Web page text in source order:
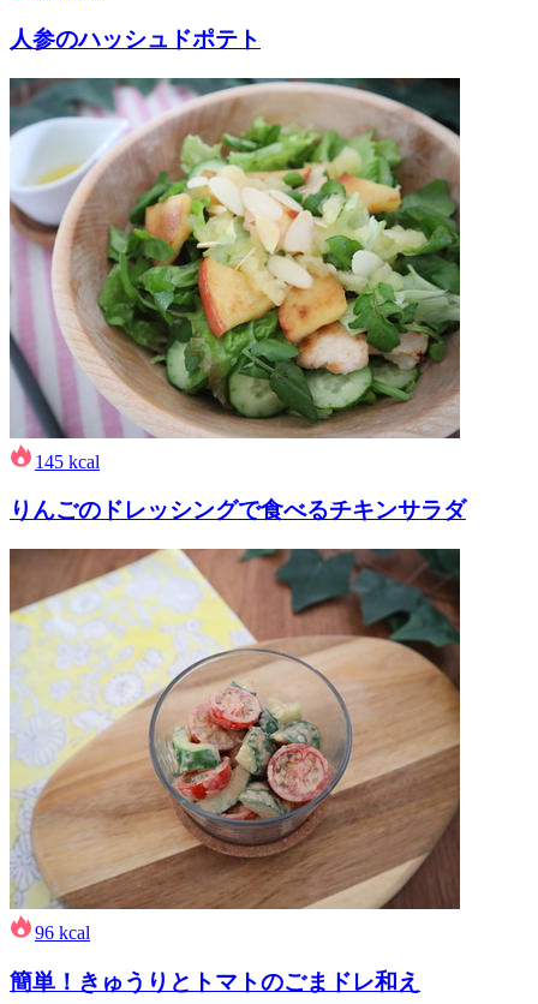
人参のハッシュドポテト
145 kcal
りんごのドレッシングで食べるチキンサラダ
96 kcal
簡単！きゅうりとトマトのごまドレ和え